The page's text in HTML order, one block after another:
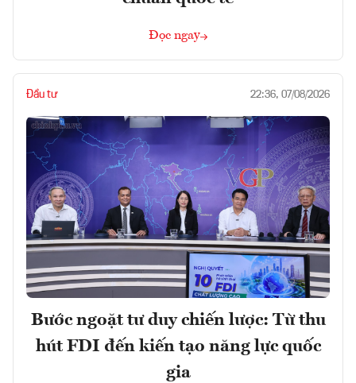
Đọc ngay
Đầu tư 22:36, 07/08/2026
Bước ngoặt tư duy chiến lược: Từ thu
hút FDI đến kiến tạo năng lực quốc
gia